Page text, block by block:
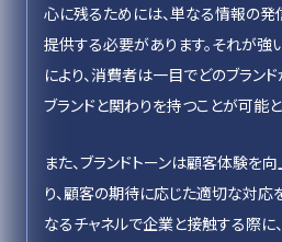
心に残るためには、単なる情報の
提供する必要があります。それが強
により、消費者は一目でどのブラン
ブランドと関わりを持つことが可能と
また、ブランドトーンは顧客体験を
り、顧客の期待に応じた適切な対応
なるチャネルで企業と接触する際に